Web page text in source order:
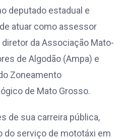
deputado estadual e
atuar como assessor
da Associação Mato-
de Algodão (Ampa) e
Zoneamento
de Mato Grosso.
de sua carreira pública,
do serviço de mototáxi em